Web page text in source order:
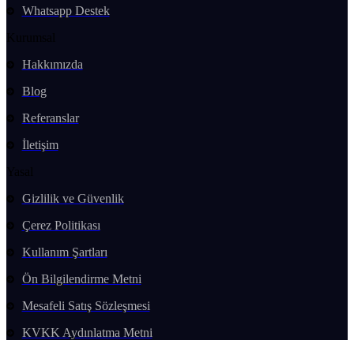
Whatsapp Destek
Kurumsal
Hakkımızda
Blog
Referanslar
İletişim
Yasal
Gizlilik ve Güvenlik
Çerez Politikası
Kullanım Şartları
Ön Bilgilendirme Metni
Mesafeli Satış Sözleşmesi
KVKK Aydınlatma Metni